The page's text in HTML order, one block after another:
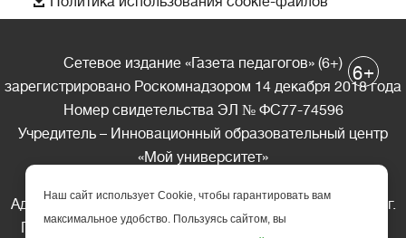
Сетевое издание «Газета педагогов» (6+)
зарегистрировано Роскомнадзором 14 декабря 2018 года
Номер свидетельства ЭЛ № ФС77-74596
Учредитель – Инновационный образовательный центр
«Мой университет»
Адрес редакции: 185035 Россия, Республика Карелия, г.
Петрозаводск, ул. Фридриха Энгельса д.10, офис 211
6+
Наш сайт использует Cookie, чтобы гарантировать вам
максимальное удобство. Пользуясь сайтом, вы